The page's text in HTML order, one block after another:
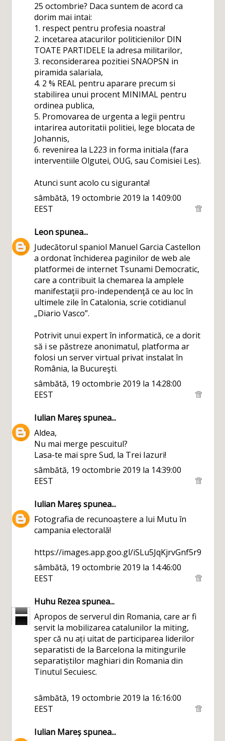
25 octombrie? Daca suntem de acord ca
dorim mai intai:
1. respect pentru profesia noastra!
2. incetarea atacurilor politicienilor DIN
TOATE PARTIDELE la adresa militarilor,
3. reconsiderarea pozitiei SNAOPSN in
piramida salariala,
4. 2 % REAL pentru aparare precum si
stabilirea unui procent MINIMAL pentru
ordinea publica,
5. Promovarea de urgenta a legii pentru
intarirea autoritatii politiei, lege blocata de
Johannis,
6. revenirea la L223 in forma initiala (fara
interventiile Olgutei, OUG, sau Comisiei Les).
Atunci sunt acolo cu siguranta!
sâmbătă, 19 octombrie 2019 la 14:09:00
EEST
Leonspunea...
Judecătorul spaniol Manuel Garcia Castellon
a ordonat închiderea paginilor de web ale
platformei de internet Tsunami Democratic,
care a contribuit la chemarea la amplele
manifestaţii pro-independenţă ce au loc în
ultimele zile în Catalonia, scrie cotidianul
„Diario Vasco”.
Potrivit unui expert în informatică, ce a dorit
să i se păstreze anonimatul, platforma ar
folosi un server virtual privat instalat în
România, la Bucureşti.
sâmbătă, 19 octombrie 2019 la 14:28:00
EEST
Iulian Mareșspunea...
Aldea,
Nu mai merge pescuitul?
Lasa-te mai spre Sud, la Trei Iazuri!
sâmbătă, 19 octombrie 2019 la 14:39:00
EEST
Iulian Mareșspunea...
Fotografia de recunoaștere a lui Mutu în
campania electorală!
https://images.app.goo.gl/iSLu5JqKjrvGnf5r9
sâmbătă, 19 octombrie 2019 la 14:46:00
EEST
Huhu Rezeaspunea...
Apropos de serverul din Romania, care ar fi
servit la mobilizarea catalunilor la miting,
sper că nu ați uitat de participarea liderilor
separatisti de la Barcelona la mitingurile
separatiștilor maghiari din Romania din
Tinutul Secuiesc.
sâmbătă, 19 octombrie 2019 la 16:16:00
EEST
Iulian Mareșspunea...